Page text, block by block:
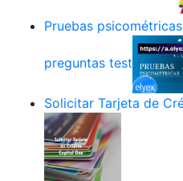
Pruebas
preguntas test
Solicitar Tarjeta de